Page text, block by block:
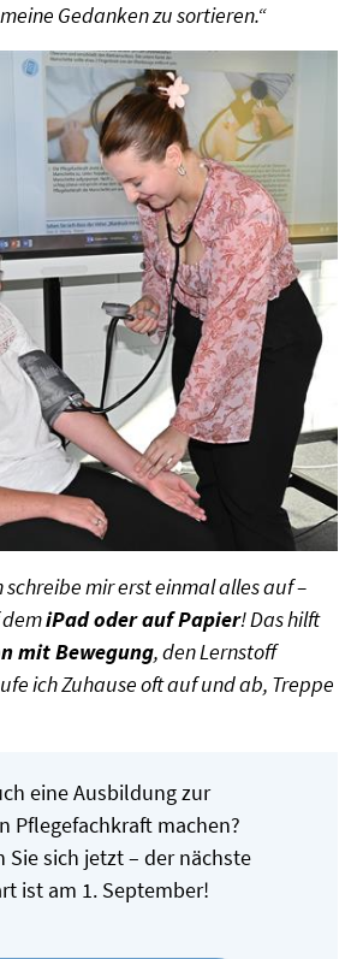
Gedanken zu sortieren.“
schreibe mir erst einmal alles auf –
iPad oder aufPapier! Das hilft
mit Bewegung, den Lernstoff
ich Zuhauseoft auf und ab, Treppe
eine Ausbildung zur
Pflegefachkraft machen?
Sie sich jetzt – der nächste
ist am 1. September!